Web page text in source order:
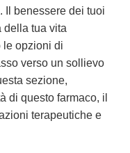
Il benessere dei tuoi
della tua vita
le opzioni di
verso un sollievo
sezione,
di questo farmaco, il
terapeutiche e